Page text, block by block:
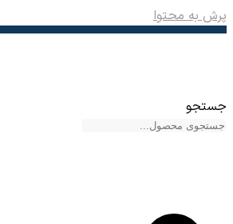
پرش به محتوا
جستجو